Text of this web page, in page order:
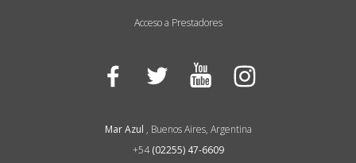
Acceso a Prestadores
Facebook Twitter YouTube
Mar Azul , Buenos Aires, Argentina
+54(02255) 47-6609